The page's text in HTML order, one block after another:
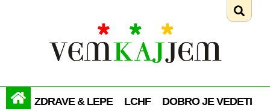
ZDRAVE & LEPE LCHF
DOBRO JE VEDETI